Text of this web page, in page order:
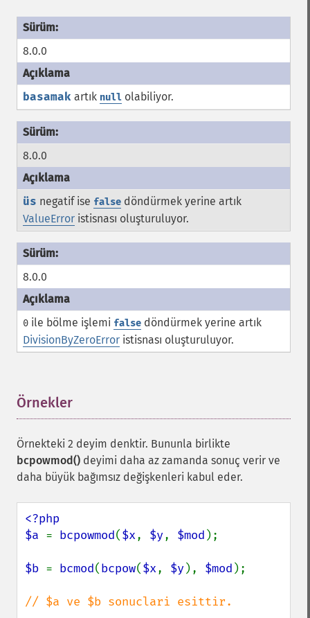
8.0.0
basamak artık null olabiliyor.
8.0.0
üs negatif ise false döndürmek yerine artık
ValueError istisnası oluşturuluyor.
8.0.0
0 ile bölme işlemi false döndürmek yerine artık
DivisionByZeroError istisnası oluşturuluyor.
Örnekler
Örnekteki 2 deyim denktir. Bununla birlikte
bcpowmod() deyimi daha az zamanda sonuç verir ve
daha büyük bağımsız değişkenleri kabul eder.
<?php
$a = bcpowmod($x, $y, $mod );
$b = bcmod(bcpow($x, $y), $mod );
// $a ve $b sonuclari esittir.